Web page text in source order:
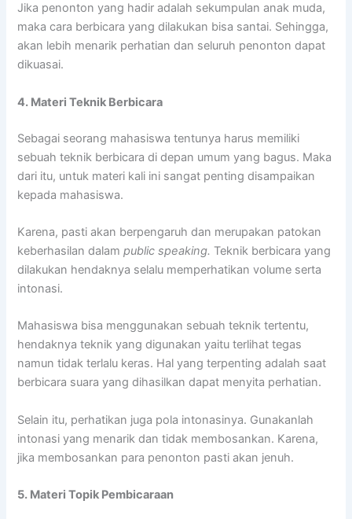
Jika penonton yang hadir adalah sekumpulan anak muda,
maka cara berbicara yang dilakukan bisa santai. Sehingga,
akan lebih menarik perhatian dan seluruh penonton dapat
dikuasai.
4. Materi Teknik Berbicara
Sebagai seorang mahasiswa tentunya harus memiliki
sebuah teknik berbicara di depan umum yang bagus. Maka
dari itu, untuk materi kali ini sangat penting disampaikan
kepada mahasiswa.
Karena, pasti akan berpengaruh dan merupakan patokan
keberhasilan dalampublic speaking. Teknik berbicara yang
dilakukan hendaknya selalu memperhatikan volume serta
intonasi.
Mahasiswa bisa menggunakan sebuah teknik tertentu,
hendaknya teknik yang digunakan yaitu terlihat tegas
namun tidak terlalu keras. Hal yang terpenting adalah saat
berbicara suara yang dihasilkan dapat menyita perhatian.
Selain itu, perhatikan juga pola intonasinya. Gunakanlah
intonasi yang menarik dan tidak membosankan. Karena,
jika membosankan para penonton pasti akan jenuh.
5. Materi Topik Pembicaraan